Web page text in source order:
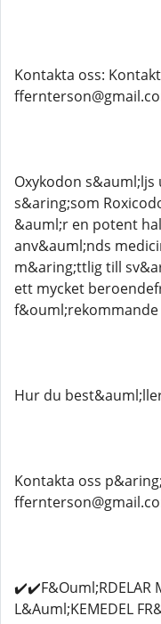
Kontakta oss:
Oxykodon
s&aring;som
&auml;r en potent
anv&auml;nds
m&aring;ttlig till
ett mycket
Hur du
Kontakta oss
✔️✔️F&Ouml;RDELAR
L&Auml;KEMEDEL